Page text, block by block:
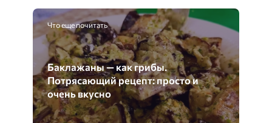
Что еще почитать
Баклажаны — как грибы.
Потрясающий рецепт: просто и
очень вкусно